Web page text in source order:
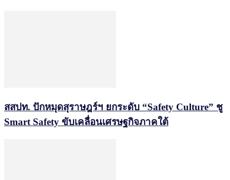
สสปท. ปักหมุดสุราษฎร์ฯ ยกระดับ “Safety Culture” ชู
Smart Safety ขับเคลื่อนเศรษฐกิจภาคใต้